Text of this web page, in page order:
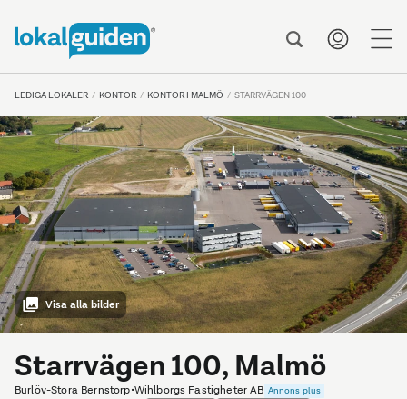
LEDIGA LOKALER KONTOR KONTOR I MALMÖ STARRVÄGEN 100
Visa alla bilder
Starrvägen 100, Malmö
Burlöv-Stora Bernstorp•Wihlborgs Fastigheter AB Annons plus